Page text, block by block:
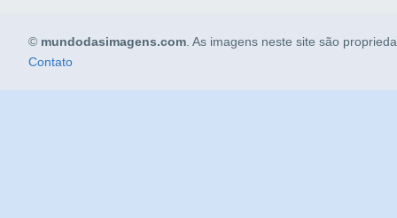
© mundodasimagens.com . As imagens neste site são
Contato